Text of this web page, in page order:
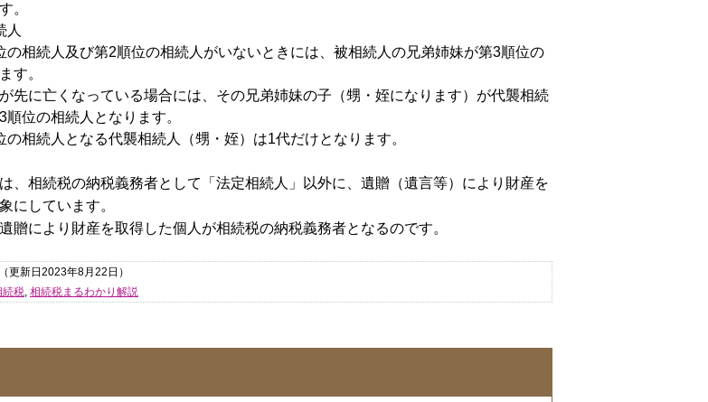
。
人
の相続人及び第2順位の相続人がいないときには、被相続人の兄弟姉妹が第3順位の
す。
先に亡くなっている場合には、その兄弟姉妹の子（甥・姪になります）が代襲相続
順位の相続人となります。
の相続人となる代襲相続人（甥・姪）は1代だけとなります。
、相続税の納税義務者として「法定相続人」以外に、遺贈（遺言等）により財産を
にしています。
贈により財産を取得した個人が相続税の納税義務者となるのです。
（更新日2023年8月22日）
続税, 相続税まるわかり解説